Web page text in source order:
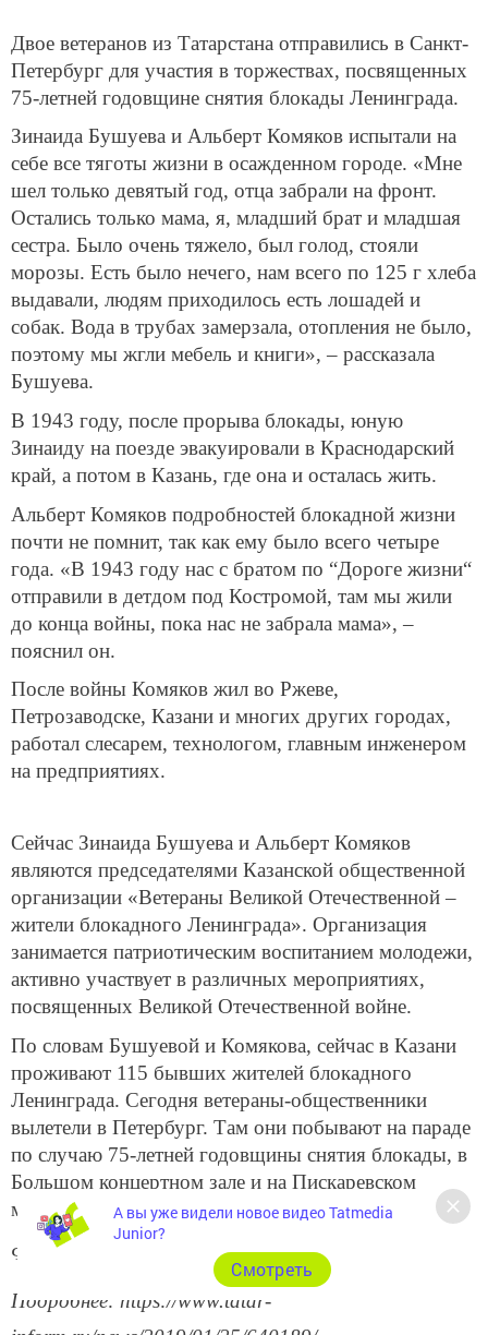
Двое ветеранов из Татарстана отправились в Санкт-
Петербург для участия в торжествах, посвященных
75-летней годовщине снятия блокады Ленинграда.
Зинаида Бушуева и Альберт Комяков испытали на
себе все тяготы жизни в осажденном городе. «Мне
шел только девятый год, отца забрали на фронт.
Остались только мама, я, младший брат и младшая
сестра. Было очень тяжело, был голод, стояли
морозы. Есть было нечего, нам всего по 125 г хлеба
выдавали, людям приходилось есть лошадей и
собак. Вода в трубах замерзала, отопления не было,
поэтому мы жгли мебель и книги», – рассказала
Бушуева.
В 1943 году, после прорыва блокады, юную
Зинаиду на поезде эвакуировали в Краснодарский
край, а потом в Казань, где она и осталась жить.
Альберт Комяков подробностей блокадной жизни
почти не помнит, так как ему было всего четыре
года. «В 1943 году нас с братом по “Дороге жизни“
отправили в детдом под Костромой, там мы жили
до конца войны, пока нас не забрала мама», –
пояснил он.
После войны Комяков жил во Ржеве,
Петрозаводске, Казани и многих других городах,
работал слесарем, технологом, главным инженером
на предприятиях.
Сейчас Зинаида Бушуева и Альберт Комяков
являются председателями Казанской общественной
организации «Ветераны Великой Отечественной –
жители блокадного Ленинграда». Организация
занимается патриотическим воспитанием молодежи,
активно участвует в различных мероприятиях,
посвященных Великой Отечественной войне.
По словам Бушуевой и Комякова, сейчас в Казани
проживают 115 бывших жителей блокадного
Ленинграда. Сегодня ветераны-общественники
вылетели в Петербург. Там они побывают на параде
по случаю 75-летней годовщины снятия блокады, в
Большом концертном зале и на Пискаревском
мемориальном кладбище.
Фото: Владимир Васильев
Подробнее: https://www.tatar-
А вы уже видели новое видео Tatmedia
Junior?
Cмотреть